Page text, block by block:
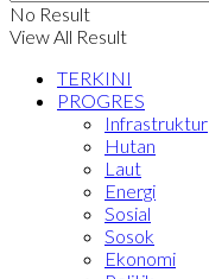
No Result
View All Result
TERKINI
PROGRES
Infrastruktur
Hutan
Laut
Energi
Sosial
Sosok
Ekonomi